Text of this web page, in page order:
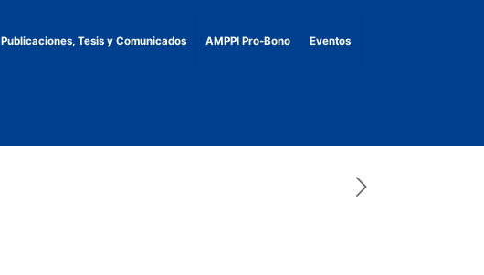
Publicaciones, Tesis y Comunicados AMPPI Pro-Bono Eventos